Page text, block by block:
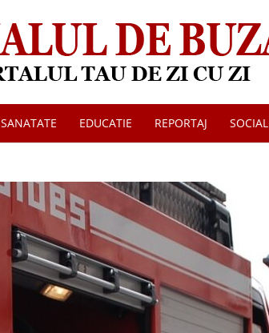
Jurnalul
SANATATE EDUCATIE REPORTAJ SOCIAL